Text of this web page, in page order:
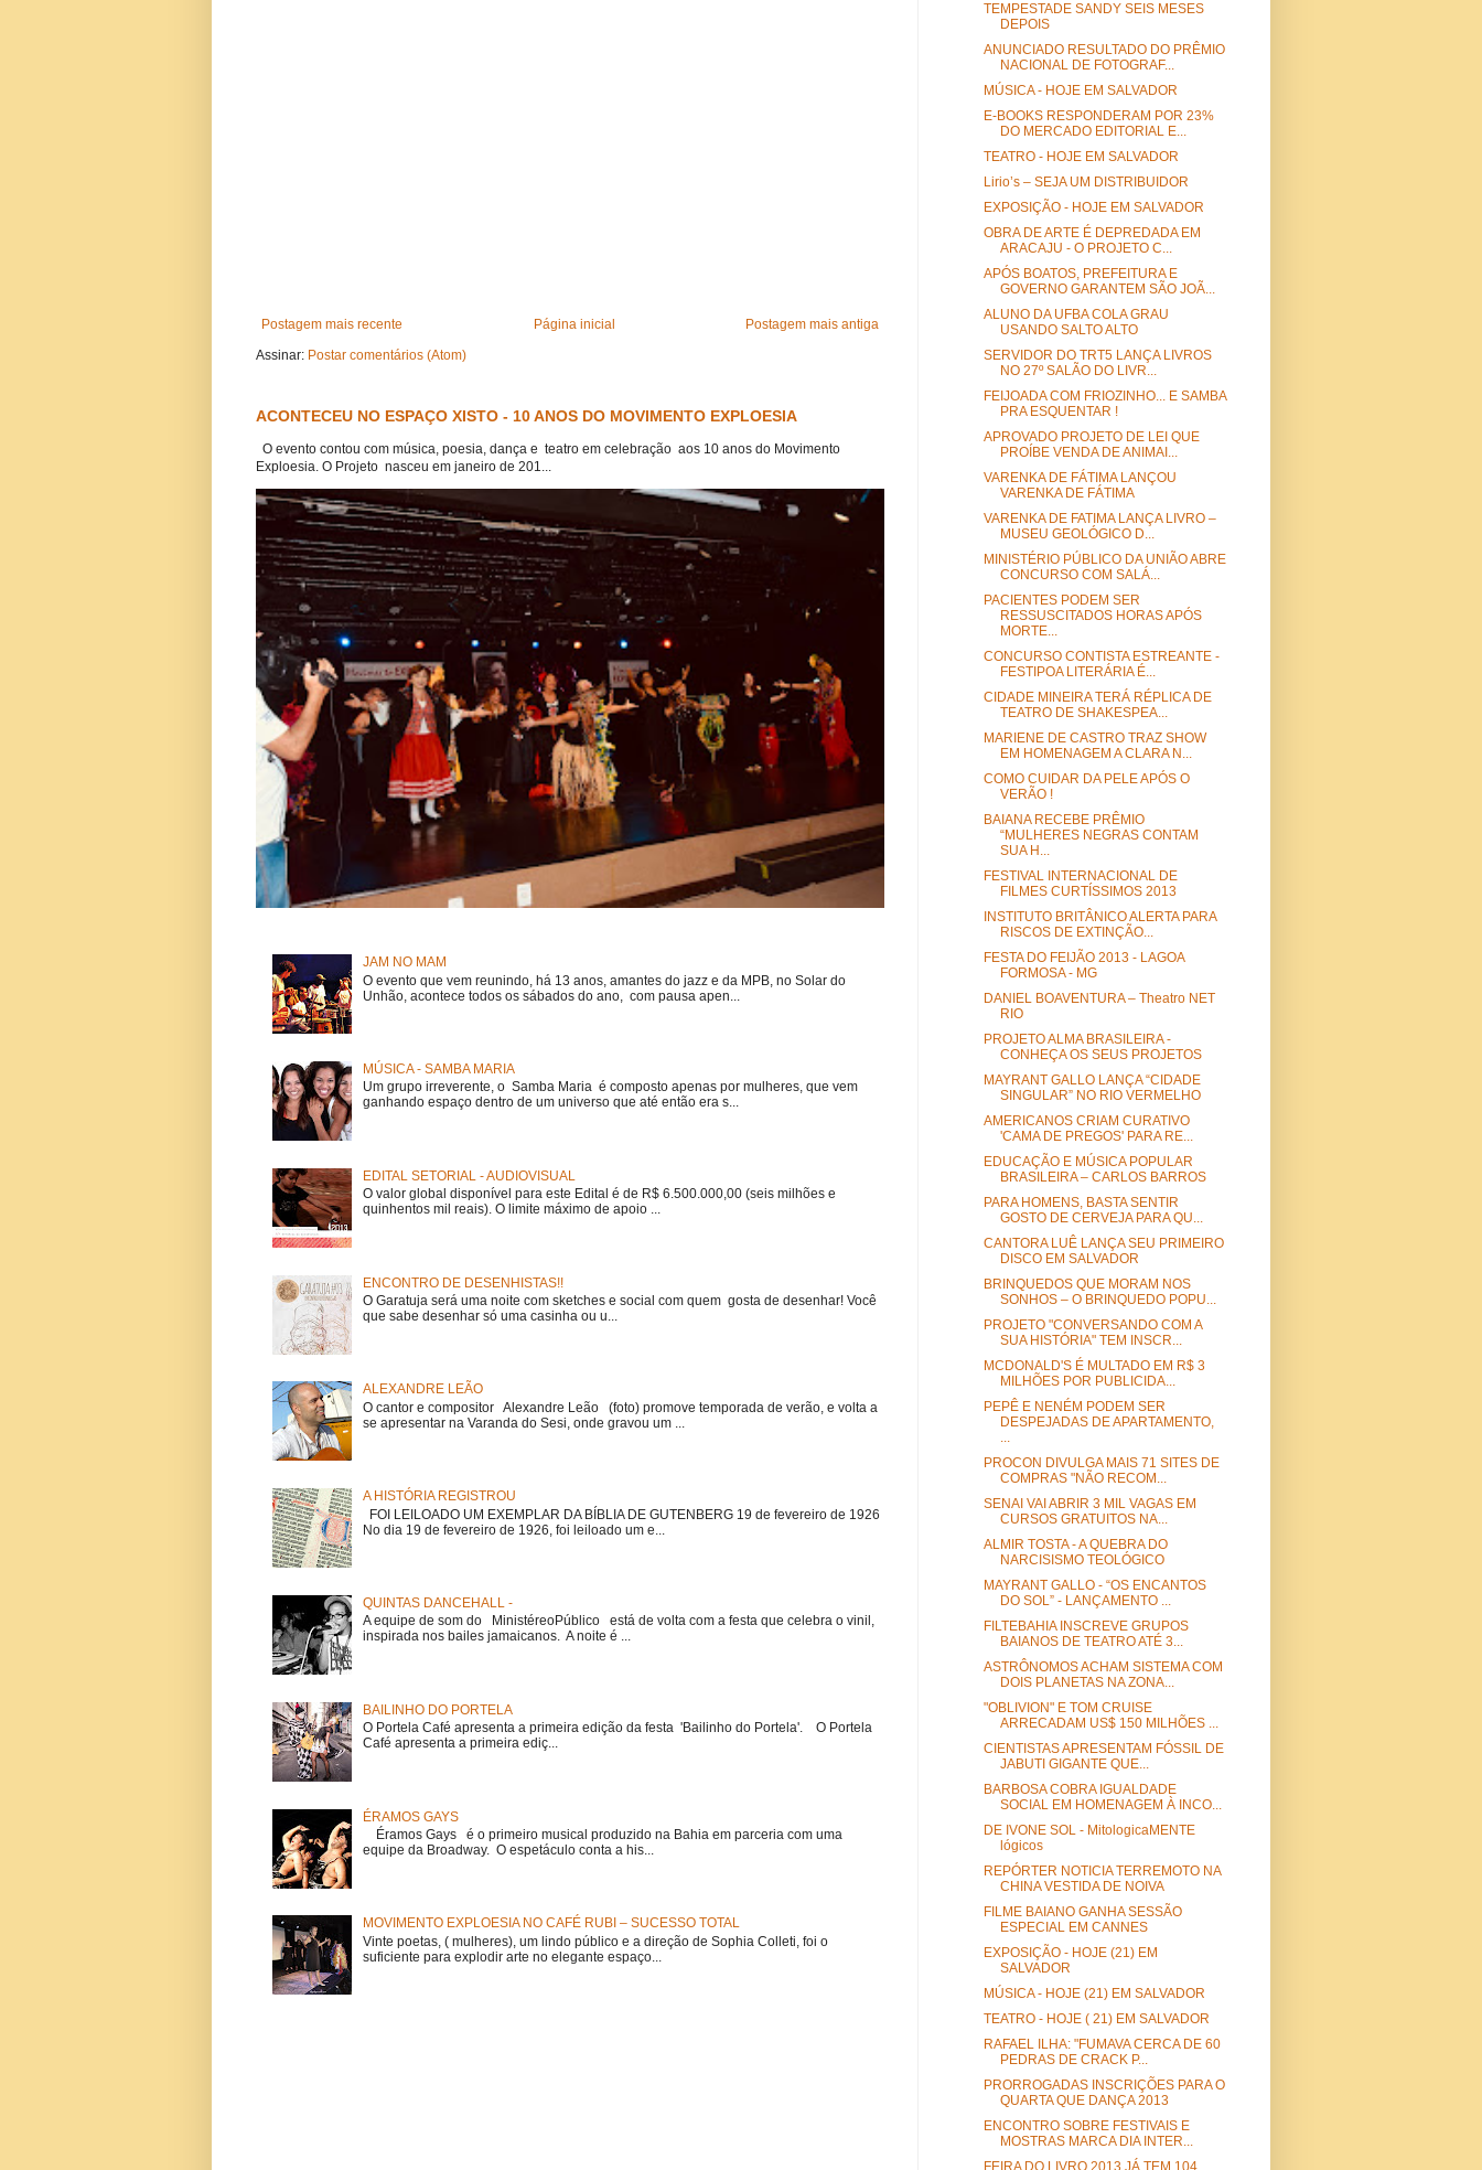
Postagem mais recente Postagem mais antiga
Página inicial
Assinar: Postar comentários (Atom)
ACONTECEU NO ESPAÇO XISTO - 10 ANOS DO MOVIMENTO EXPLOESIA
O evento contou com música, poesia, dança e teatro em celebração aos 10 anos do Movimento
Exploesia. O Projeto nasceu em janeiro de 201...
JAM NO MAM
O evento que vem reunindo, há 13 anos, amantes do jazz e da MPB, no Solar do
Unhão, acontece todos os sábados do ano, com pausa apen...
MÚSICA - SAMBA MARIA
Um grupo irreverente, o Samba Maria é composto apenas por mulheres, que vem
ganhando espaço dentro de um universo que até então era s...
EDITAL SETORIAL - AUDIOVISUAL
O valor global disponível para este Edital é de R$ 6.500.000,00 (seis milhões e
quinhentos mil reais). O limite máximo de apoio ...
ENCONTRO DE DESENHISTAS!!
O Garatuja será uma noite com sketches e social com quem gosta de desenhar! Você
que sabe desenhar só uma casinha ou u...
ALEXANDRE LEÃO
O cantor e compositor Alexandre Leão (foto) promove temporada de verão, e volta a
se apresentar na Varanda do Sesi, onde gravou um ...
A HISTÓRIA REGISTROU
FOI LEILOADO UM EXEMPLAR DA BÍBLIA DE GUTENBERG 19 de fevereiro de 1926
No dia 19 de fevereiro de 1926, foi leiloado um e...
QUINTAS DANCEHALL -
A equipe de som do MinistéreoPúblico está de volta com a festa que celebra o vinil,
inspirada nos bailes jamaicanos. A noite é ...
BAILINHO DO PORTELA
O Portela Café apresenta a primeira edição da festa 'Bailinho do Portela'. O Portela
Café apresenta a primeira ediç...
ÉRAMOS GAYS
Éramos Gays é o primeiro musical produzido na Bahia em parceria com uma
equipe da Broadway. O espetáculo conta a his...
MOVIMENTO EXPLOESIA NO CAFÉ RUBI – SUCESSO TOTAL
Vinte poetas, ( mulheres), um lindo público e a direção de Sophia Colleti, foi o
suficiente para explodir arte no elegante espaço...
TEMPESTADE SANDY SEIS MESES
DEPOIS
ANUNCIADO RESULTADO DO PRÊMIO
NACIONAL DE FOTOGRAF...
MÚSICA - HOJE EM SALVADOR
E-BOOKS RESPONDERAM POR 23%
DO MERCADO EDITORIAL E...
TEATRO - HOJE EM SALVADOR
Lirio’s – SEJA UM DISTRIBUIDOR
EXPOSIÇÃO - HOJE EM SALVADOR
OBRA DE ARTE É DEPREDADA EM
ARACAJU - O PROJETO C...
APÓS BOATOS, PREFEITURA E
GOVERNO GARANTEM SÃO JOÃ...
ALUNO DA UFBA COLA GRAU
USANDO SALTO ALTO
SERVIDOR DO TRT5 LANÇA LIVROS
NO 27º SALÃO DO LIVR...
FEIJOADA COM FRIOZINHO... E SAMBA
PRA ESQUENTAR !
APROVADO PROJETO DE LEI QUE
PROÍBE VENDA DE ANIMAI...
VARENKA DE FÁTIMA LANÇOU
VARENKA DE FÁTIMA
VARENKA DE FATIMA LANÇA LIVRO –
MUSEU GEOLÓGICO D...
MINISTÉRIO PÚBLICO DA UNIÃO ABRE
CONCURSO COM SALÁ...
PACIENTES PODEM SER
RESSUSCITADOS HORAS APÓS
MORTE...
CONCURSO CONTISTA ESTREANTE -
FESTIPOA LITERÁRIA É...
CIDADE MINEIRA TERÁ RÉPLICA DE
TEATRO DE SHAKESPEA...
MARIENE DE CASTRO TRAZ SHOW
EM HOMENAGEM A CLARA N...
COMO CUIDAR DA PELE APÓS O
VERÃO !
BAIANA RECEBE PRÊMIO
“MULHERES NEGRAS CONTAM
SUA H...
FESTIVAL INTERNACIONAL DE
FILMES CURTÍSSIMOS 2013
INSTITUTO BRITÂNICO ALERTA PARA
RISCOS DE EXTINÇÃO...
FESTA DO FEIJÃO 2013 - LAGOA
FORMOSA - MG
DANIEL BOAVENTURA – Theatro NET
RIO
PROJETO ALMA BRASILEIRA -
CONHEÇA OS SEUS PROJETOS
MAYRANT GALLO LANÇA “CIDADE
SINGULAR” NO RIO VERMELHO
AMERICANOS CRIAM CURATIVO
'CAMA DE PREGOS' PARA RE...
EDUCAÇÃO E MÚSICA POPULAR
BRASILEIRA – CARLOS BARROS
PARA HOMENS, BASTA SENTIR
GOSTO DE CERVEJA PARA QU...
CANTORA LUÊ LANÇA SEU PRIMEIRO
DISCO EM SALVADOR
BRINQUEDOS QUE MORAM NOS
SONHOS – O BRINQUEDO POPU...
PROJETO "CONVERSANDO COM A
SUA HISTÓRIA" TEM INSCR...
MCDONALD'S É MULTADO EM R$ 3
MILHÕES POR PUBLICIDA...
PEPÊ E NENÉM PODEM SER
DESPEJADAS DE APARTAMENTO,
...
PROCON DIVULGA MAIS 71 SITES DE
COMPRAS "NÃO RECOM...
SENAI VAI ABRIR 3 MIL VAGAS EM
CURSOS GRATUITOS NA...
ALMIR TOSTA - A QUEBRA DO
NARCISISMO TEOLÓGICO
MAYRANT GALLO - “OS ENCANTOS
DO SOL” - LANÇAMENTO ...
FILTEBAHIA INSCREVE GRUPOS
BAIANOS DE TEATRO ATÉ 3...
ASTRÔNOMOS ACHAM SISTEMA COM
DOIS PLANETAS NA ZONA...
"OBLIVION" E TOM CRUISE
ARRECADAM US$ 150 MILHÕES ...
CIENTISTAS APRESENTAM FÓSSIL DE
JABUTI GIGANTE QUE...
BARBOSA COBRA IGUALDADE
SOCIAL EM HOMENAGEM À INCO...
DE IVONE SOL - MitologicaMENTE
lógicos
REPÓRTER NOTICIA TERREMOTO NA
CHINA VESTIDA DE NOIVA
FILME BAIANO GANHA SESSÃO
ESPECIAL EM CANNES
EXPOSIÇÃO - HOJE (21) EM
SALVADOR
MÚSICA - HOJE (21) EM SALVADOR
TEATRO - HOJE ( 21) EM SALVADOR
RAFAEL ILHA: "FUMAVA CERCA DE 60
PEDRAS DE CRACK P...
PRORROGADAS INSCRIÇÕES PARA O
QUARTA QUE DANÇA 2013
ENCONTRO SOBRE FESTIVAIS E
MOSTRAS MARCA DIA INTER...